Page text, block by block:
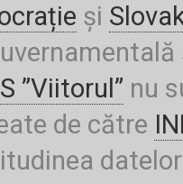
și
”Viitorul” nu
de către